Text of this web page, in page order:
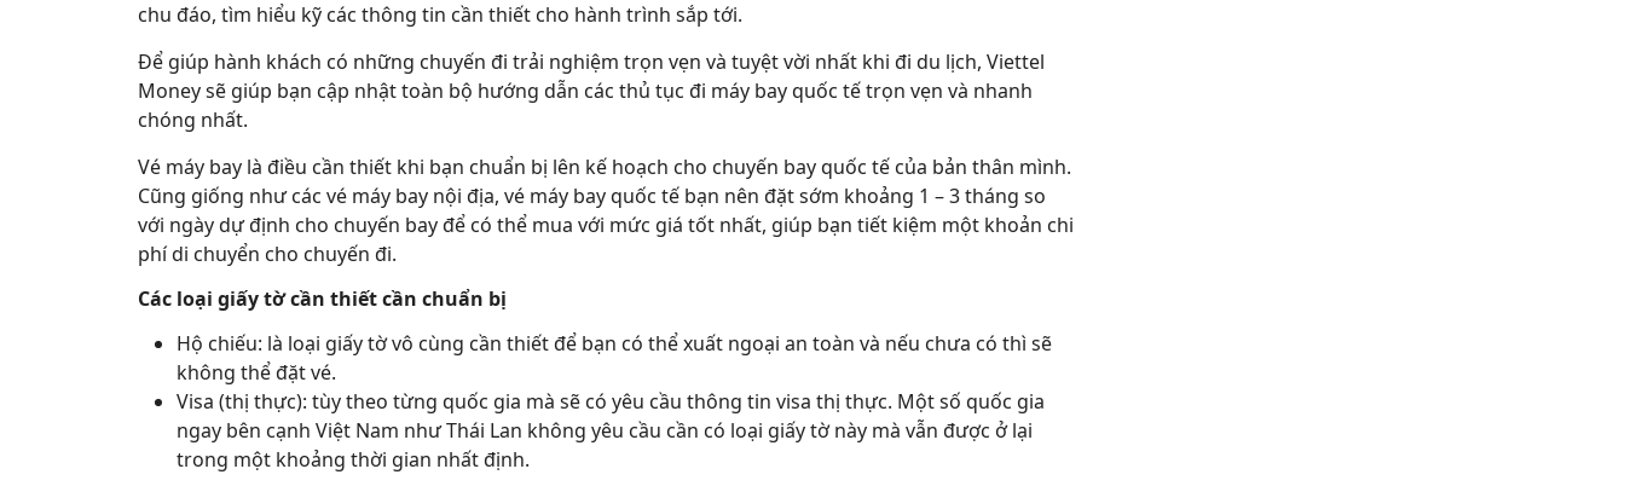
chu đáo, tìm hiểu kỹ các thông tin cần thiết cho hành trình sắp tới.
Để giúp hành khách có những chuyến đi trải nghiệm trọn vẹn và tuyệt vời nhất khi đi du lịch, Viettel
Money sẽ giúp bạn cập nhật toàn bộ hướng dẫn các thủ tục đi máy bay quốc tế trọn vẹn và nhanh
chóng nhất.
Vé máy bay là điều cần thiết khi bạn chuẩn bị lên kế hoạch cho chuyến bay quốc tế của bản thân mình.
Cũng giống như các vé máy bay nội địa, vé máy bay quốc tế bạn nên đặt sớm khoảng 1 – 3 tháng so
với ngày dự định cho chuyến bay để có thể mua với mức giá tốt nhất, giúp bạn tiết kiệm một khoản chi
phí di chuyển cho chuyến đi.
Các loại giấy tờ cần thiết cần chuẩn bị
Hộ chiếu: là loại giấy tờ vô cùng cần thiết để bạn có thể xuất ngoại an toàn và nếu chưa có thì sẽ
không thể đặt vé.
Visa (thị thực): tùy theo từng quốc gia mà sẽ có yêu cầu thông tin visa thị thực. Một số quốc gia
ngay bên cạnh Việt Nam như Thái Lan không yêu cầu cần có loại giấy tờ này mà vẫn được ở lại
trong một khoảng thời gian nhất định.